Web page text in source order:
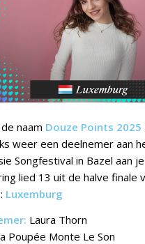
naam Douze Points 2025
weer een deelnemer aan
Songfestival in Bazel aan
lied 13 uit de halve finale
Luxemburg
Laura Thorn
Poupée Monte Le Son